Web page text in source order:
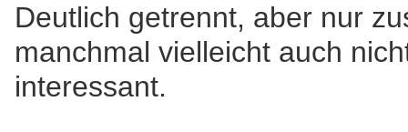
Deutlich getrennt, aber nur
manchmal vielleicht auch
interessant.